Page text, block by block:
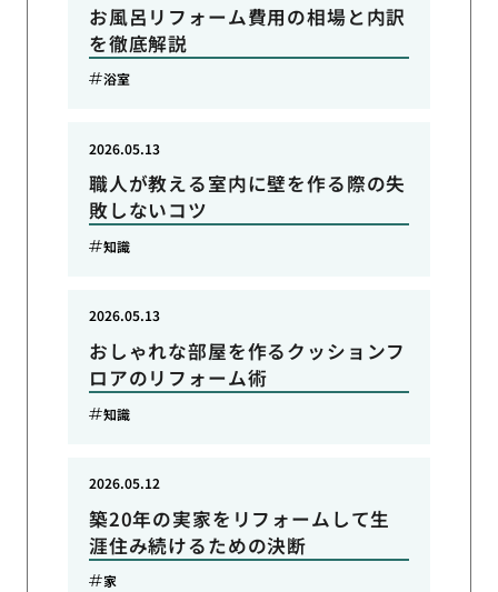
お風呂リフォーム費用の相場と内訳
を徹底解説
浴室
職人が教える室内に壁を作る際の失
敗しないコツ
2026.05.13
知識
おしゃれな部屋を作るクッションフ
ロアのリフォーム術
2026.05.13
知識
築20年の実家をリフォームして生
涯住み続けるための決断
2026.05.12
家